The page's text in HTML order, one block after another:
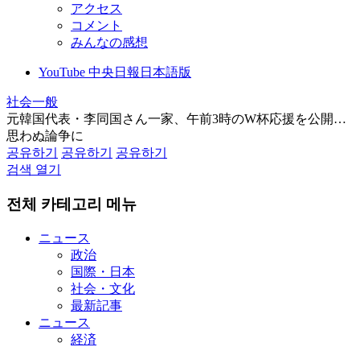
アクセス
コメント
みんなの感想
YouTube 中央日報日本語版
社会一般
元韓国代表・李同国さん一家、午前3時のW杯応援を公開…
思わぬ論争に
공유하기
공유하기
공유하기
검색 열기
전체 카테고리 메뉴
ニュース
政治
国際・日本
社会・文化
最新記事
ニュース
経済